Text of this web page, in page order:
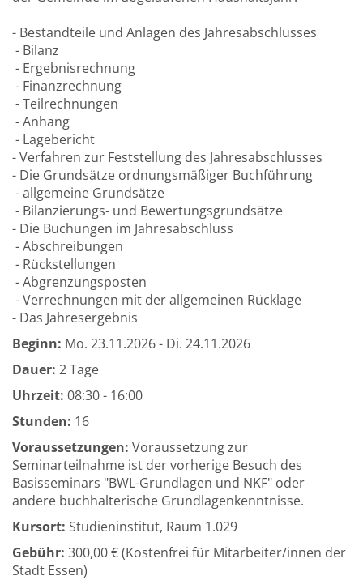
- Bestandteile und Anlagen des Jahresabschlusses
- Bilanz
- Ergebnisrechnung
- Finanzrechnung
- Teilrechnungen
- Anhang
- Lagebericht
- Verfahren zur Feststellung des Jahresabschlusses
- Die Grundsätze ordnungsmäßiger Buchführung
- allgemeine Grundsätze
- Bilanzierungs- und Bewertungsgrundsätze
- Die Buchungen im Jahresabschluss
- Abschreibungen
- Rückstellungen
- Abgrenzungsposten
- Verrechnungen mit der allgemeinen Rücklage
- Das Jahresergebnis
Beginn: Mo. 23.11.2026 - Di. 24.11.2026
Dauer: 2 Tage
Uhrzeit: 08:30 - 16:00
Stunden: 16
Voraussetzungen: Voraussetzung zur
Seminarteilnahme ist der vorherige Besuch des
Basisseminars "BWL-Grundlagen und NKF" oder
andere buchhalterische Grundlagenkenntnisse.
Kursort: Studieninstitut, Raum 1.029
Gebühr: 300,00 € (Kostenfrei für Mitarbeiter/innen der
Stadt Essen)